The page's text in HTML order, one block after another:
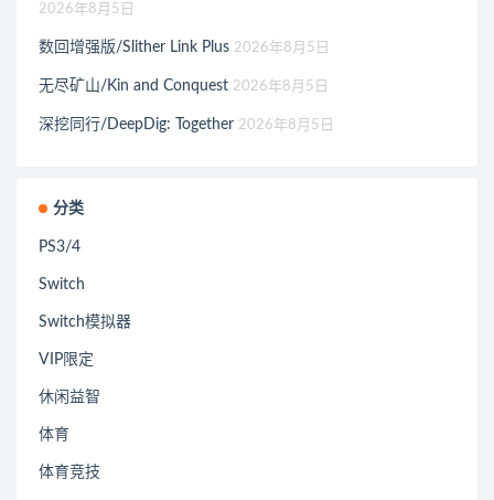
2026年8月5日
数回增强版/Slither Link Plus 2026年8月5日
无尽矿山/Kin and Conquest 2026年8月5日
深挖同行/DeepDig: Together 2026年8月5日
分类
PS3/4
Switch
Switch模拟器
VIP限定
休闲益智
体育
体育竞技